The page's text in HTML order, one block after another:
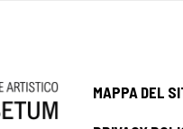
MAPPA DEL